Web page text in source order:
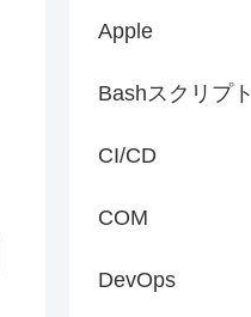
Apple
Bashスクリプト
CI/CD
COM
DevOps